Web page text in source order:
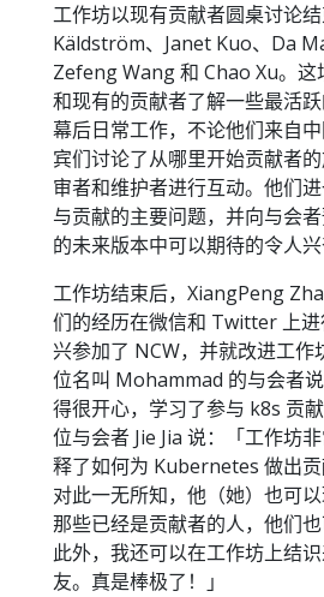
工作坊以现有贡献者圆桌讨论
Käldström、Janet Kuo、Da
Zefeng Wang 和 Chao Xu。这
和现有的贡献者了解一些最活
幕后日常工作，不论他们来自
宾们讨论了从哪里开始贡献者
审者和维护者进行互动。他们
与贡献的主要问题，并向与会
的未来版本中可以期待的令人兴
工作坊结束后，XiangPeng
们的经历在微信和 Twitter 上
兴参加了 NCW，并就改进工作
位名叫 Mohammad 的与会者
得很开心，学习了参与 k8s 贡
位与会者 Jie Jia 说：「工作坊
释了如何为 Kubernetes 做出
对此一无所知，他（她）也可
那些已经是贡献者的人，他们也
此外，我还可以在工作坊上结
友。真是棒极了！」